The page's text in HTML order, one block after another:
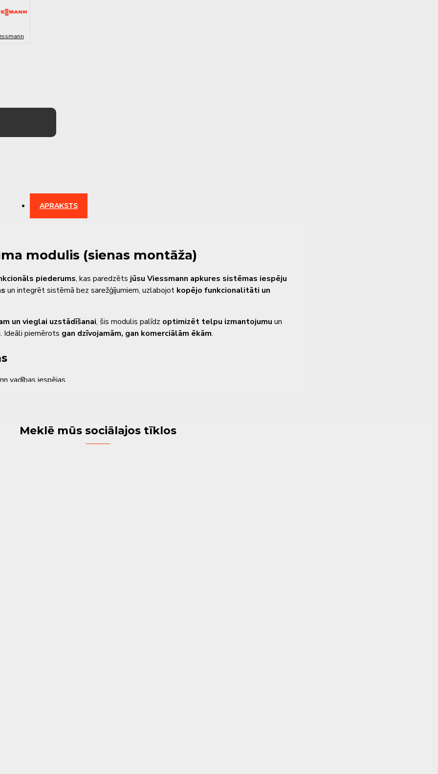
APRAKSTS
modulis (sienas montāža)
piederums, kas paredzēts jūsu Viessmann apkures sistēmas iespēju
un integrēt sistēmā bez sarežģījumiem, uzlabojot kopējo funkcionalitāti un
un vieglai uzstādīšanai, šis modulis palīdz optimizēt telpu izmantojumu un
. Ideāli piemērots gan dzīvojamām, gan komerciālām ēkām.
vadības iespējas
sistēmām
Meklē mūs sociālajos tīklos